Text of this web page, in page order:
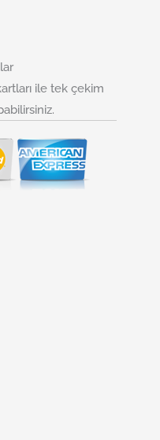
ile tek çekim